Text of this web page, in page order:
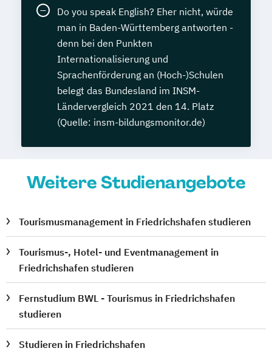
Do you speak English? Eher nicht, würde
man in Baden-Württemberg antworten -
denn bei den Punkten
Internationalisierung und
Sprachenförderung an (Hoch-)Schulen
belegt das Bundesland im INSM-
Ländervergleich 2021 den 14. Platz
(Quelle: insm-bildungsmonitor.de)
Weitere Studienangebote
Tourismusmanagement in Friedrichshafen studieren
Tourismus-, Hotel- und Eventmanagement in
Friedrichshafen studieren
Fernstudium BWL - Tourismus in Friedrichshafen
studieren
Studieren in Friedrichshafen